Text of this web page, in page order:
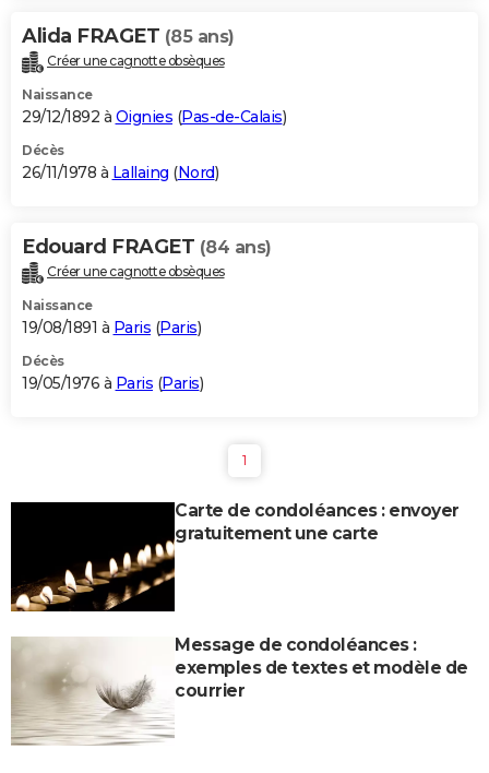
Alida FRAGET (85 ans)
Créer une cagnotte obsèques
Naissance
29/12/1892 à Oignies (Pas-de-Calais)
Décès
26/11/1978 à Lallaing (Nord)
Edouard FRAGET (84 ans)
Créer une cagnotte obsèques
Naissance
19/08/1891 à Paris (Paris)
Décès
19/05/1976 à Paris (Paris)
1
Carte de condoléances : envoyer
gratuitement une carte
Message de condoléances :
exemples de textes et modèle de
courrier